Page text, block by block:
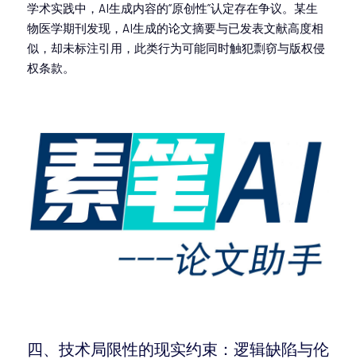
学术实践中，AI生成内容的“原创性”认定存在争议。某生
物医学期刊发现，AI生成的论文摘要与已发表文献高度相
似，却未标注引用，此类行为可能同时触犯剽窃与版权侵
权条款。
四、技术局限性的现实约束：逻辑缺陷与伦